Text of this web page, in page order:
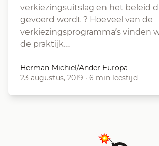
verkiezingsuitslag en het beleid
gevoerd wordt ? Hoeveel van de
verkiezingsprogramma’s vinden
de praktijk…
Herman Michiel/Ander Europa
23 augustus, 2019 · 6 min leestijd